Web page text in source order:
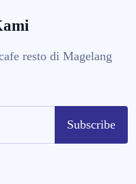
resto di Magelang
Subscribe